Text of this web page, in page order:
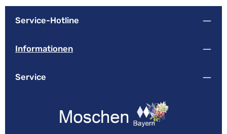
Service-Hotline
Informationen
Service